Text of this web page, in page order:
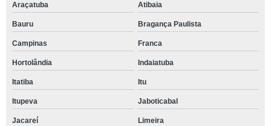
Araçatuba Atibaia
Bauru Bragança Paulista
Campinas Franca
Hortolândia Indaiatuba
Itatiba Itu
Itupeva Jaboticabal
Jacareí Limeira